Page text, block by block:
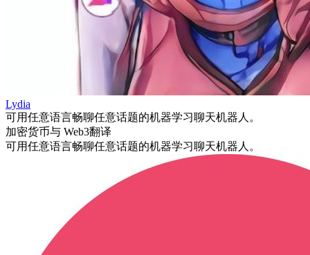
Lydia
可用任意语言畅聊任意话题的机器学习聊天机器人。
加密货币与 Web3翻译
可用任意语言畅聊任意话题的机器学习聊天机器人。